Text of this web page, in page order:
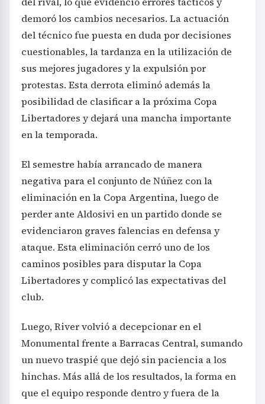
demoró los cambios necesarios. La actuación
del técnico fue puesta en duda por decisiones
cuestionables, la tardanza en la utilización de
sus mejores jugadores y la expulsión por
protestas. Esta derrota eliminó además la
posibilidad de clasificar a la próxima Copa
Libertadores y dejará una mancha importante
en la temporada.
El semestre había arrancado de manera
negativa para el conjunto de Núñez con la
eliminación en la Copa Argentina, luego de
perder ante Aldosivi en un partido donde se
evidenciaron graves falencias en defensa y
ataque. Esta eliminación cerró uno de los
caminos posibles para disputar la Copa
Libertadores y complicó las expectativas del
club.
Luego, River volvió a decepcionar en el
Monumental frente a Barracas Central, sumando
un nuevo traspié que dejó sin paciencia a los
hinchas. Más allá de los resultados, la forma en
que el equipo responde dentro y fuera de la